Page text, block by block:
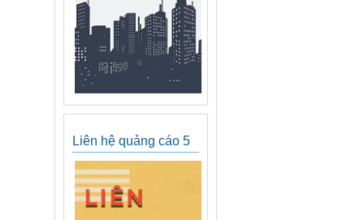
Liên hệ quảng cáo 5